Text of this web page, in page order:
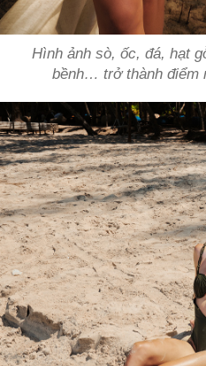
Hình ảnh sò, ốc, đá, hạt
bềnh… trở thành điểm